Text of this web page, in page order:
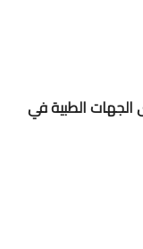
الجهات الطبية في